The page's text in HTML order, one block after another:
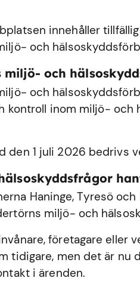
innehåller
och
miljö- och
och
kontroll inom miljö- och
den 1 juli 2026 bedrivs
Haninge, Tyresö
miljö- och
företagare eller
tidigare, men det är nu
i ärenden.